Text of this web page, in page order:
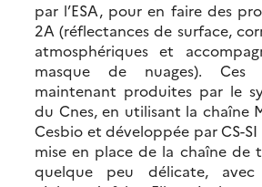
par l’ESA, pour en faire des
2A (réflectances de surface,
atmosphériques et
masque de nuages). Ces
maintenant produites par le
du Cnes, en utilisant la chaîne
Cesbio et développée par CS-SI
mise en place de la chaîne de
quelque peu délicate,